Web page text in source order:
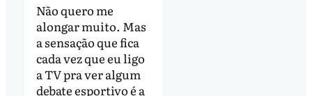
Não quero me
alongar muito. Mas
a sensação que fica
cada vez que eu ligo
a TV pra ver algum
debate esportivo é a